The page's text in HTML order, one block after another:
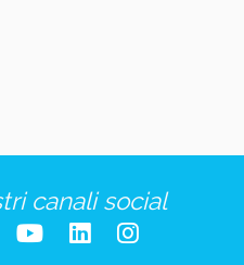
canali social